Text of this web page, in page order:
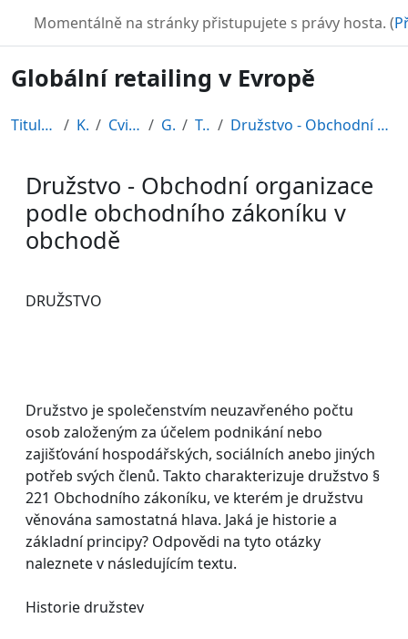
TURBO
Momentálně na stránky přistupujete s právy hosta. (
Globální retailing v Evropě
Titulní stránka Kurzy Cvičné kurzy GRE08 Topic 4 Družstvo - Obchodní organizace podle obchodního z...
Družstvo - Obchodní organizace
podle obchodního zákoníku v
obchodě
DRUŽSTVO
Družstvo je společenstvím neuzavřeného počtu
osob založeným za účelem podnikání nebo
zajišťování hospodářských, sociálních anebo jiných
potřeb svých členů. Takto charakterizuje družstvo §
221 Obchodního zákoníku, ve kterém je družstvu
věnována samostatná hlava. Jaká je historie a
základní principy? Odpovědi na tyto otázky
naleznete v následujícím textu.
Historie družstev